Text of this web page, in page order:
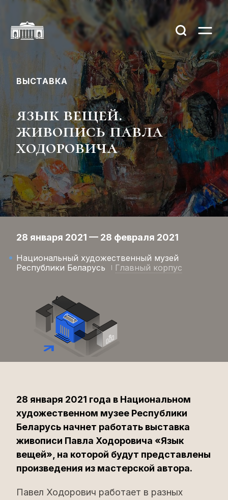
ВЫСТАВКА
язык вещей.
живопись павла
ходоровича
28 января 2021 — 28 февраля 2021
Национальный художественный музей
Республики Беларусь
Главный корпус
28 января 2021 года в Национальном
художественном музее Республики
Беларусь начнет работать выставка
живописи Павла Ходоровича «Язык
вещей», на которой будут представлены
произведения из мастерской автора.
Павел Ходорович работает в разных